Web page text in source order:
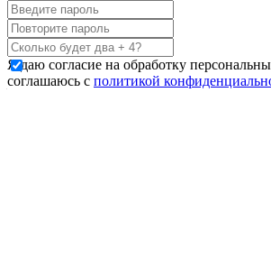
Я даю согласие на обработку
соглашаюсь с политикой